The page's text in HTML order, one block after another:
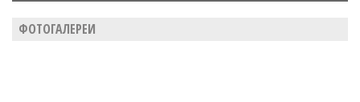
ФОТОГАЛЕРЕИ